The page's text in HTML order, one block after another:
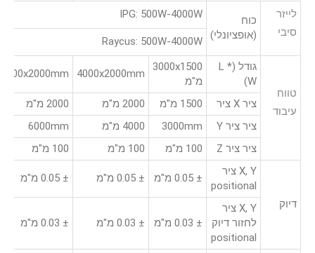
לייזר
סיבי
כוח
(אופציונלי)
IPG: 500W-4000W
Raycus: 500W-4000W
טווח
עיבוד
גודל (L *
W)
3000x1500
מ"מ
4000x2000mm
6000x2000mm
ציר X ציר 1500 מ"מ 2000 מ"מ
2000 מ"מ
ציר ציר Y
3000mm 4000 מ"מ
6000mm
ציר ציר Z
100 מ"מ 100 מ"מ 100 מ"מ
דיוק
X, Y ציר
positional
± 0.05 מ"מ ± 0.05 מ"מ ± 0.05 מ"מ
X, Y ציר
לחזור דיוק
positional
± 0.03 מ"מ ± 0.03 מ"מ ± 0.03 מ"מ